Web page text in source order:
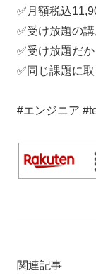
✅月額税込
✅受け放題の
✅受け放題だ
✅同じ課題に
#エンジニア
関連記事